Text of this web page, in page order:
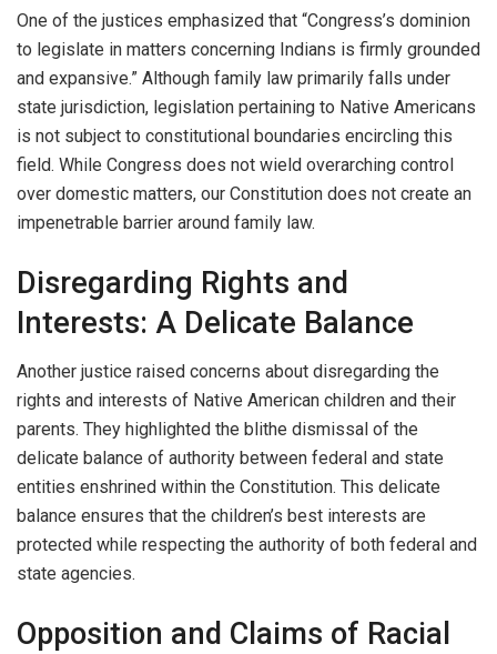
One of the justices emphasized that “Congress’s dominion
to legislate in matters concerning Indians is firmly grounded
and expansive.” Although family law primarily falls under
state jurisdiction, legislation pertaining to Native Americans
is not subject to constitutional boundaries encircling this
field. While Congress does not wield overarching control
over domestic matters, our Constitution does not create an
impenetrable barrier around family law.
Disregarding Rights and
Interests: A Delicate Balance
Another justice raised concerns about disregarding the
rights and interests of Native American children and their
parents. They highlighted the blithe dismissal of the
delicate balance of authority between federal and state
entities enshrined within the Constitution. This delicate
balance ensures that the children’s best interests are
protected while respecting the authority of both federal and
state agencies.
Opposition and Claims of Racial